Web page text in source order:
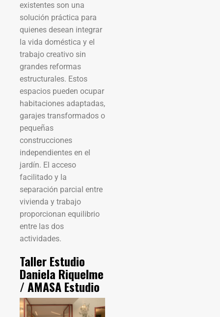
existentes son una
solución práctica para
quienes desean integrar
la vida doméstica y el
trabajo creativo sin
grandes reformas
estructurales. Estos
espacios pueden ocupar
habitaciones adaptadas,
garajes transformados o
pequeñas
construcciones
independientes en el
jardín. El acceso
facilitado y la
separación parcial entre
vivienda y trabajo
proporcionan equilibrio
entre las dos
actividades.
Taller Estudio
Daniela Riquelme
/ AMASA Estudio